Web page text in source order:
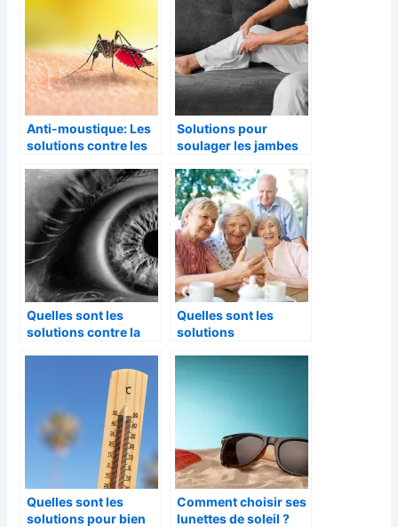
Anti-moustique: Les
solutions contre les
Solutions pour
soulager les jambes
Quelles sont les
solutions contre la
Quelles sont les
solutions
les personnes âgées
autonomes?
Quelles sont les
solutions pour bien
Comment choisir ses
lunettes de soleil ?